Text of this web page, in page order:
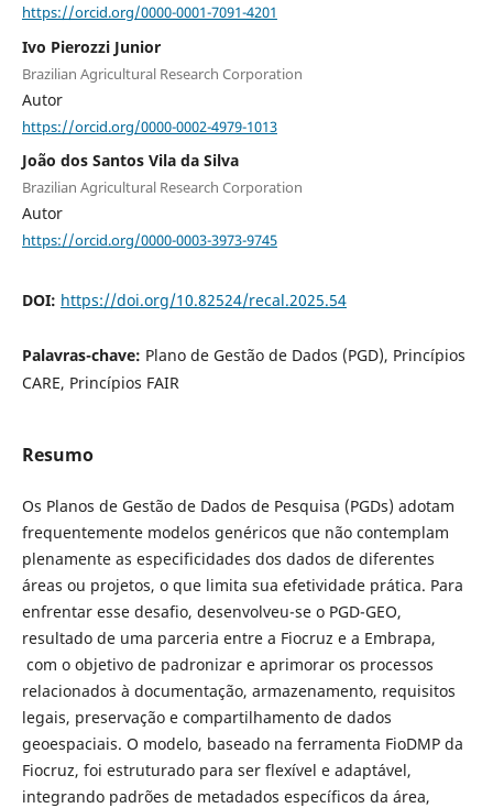
https://orcid.org/0000-0001-7091-4201
Ivo Pierozzi Junior
Brazilian Agricultural Research Corporation
Autor
https://orcid.org/0000-0002-4979-1013
João dos Santos Vila da Silva
Brazilian Agricultural Research Corporation
Autor
https://orcid.org/0000-0003-3973-9745
DOI: https://doi.org/10.82524/recal.2025.54
Palavras-chave: Plano de Gestão de Dados (PGD), Princípios
CARE, Princípios FAIR
Resumo
Os Planos de Gestão de Dados de Pesquisa (PGDs) adotam
frequentemente modelos genéricos que não contemplam
plenamente as especificidades dos dados de diferentes
áreas ou projetos, o que limita sua efetividade prática. Para
enfrentar esse desafio, desenvolveu-se o PGD-GEO,
resultado de uma parceria entre a Fiocruz e a Embrapa,
com o objetivo de padronizar e aprimorar os processos
relacionados à documentação, armazenamento, requisitos
legais, preservação e compartilhamento de dados
geoespaciais. O modelo, baseado na ferramenta FioDMP da
Fiocruz, foi estruturado para ser flexível e adaptável,
integrando padrões de metadados específicos da área,